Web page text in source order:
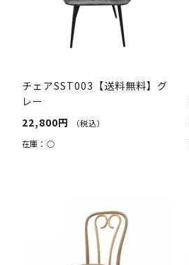
チェアSST003【送料無料】グ
レー
22,800円
（税込）
在庫：○